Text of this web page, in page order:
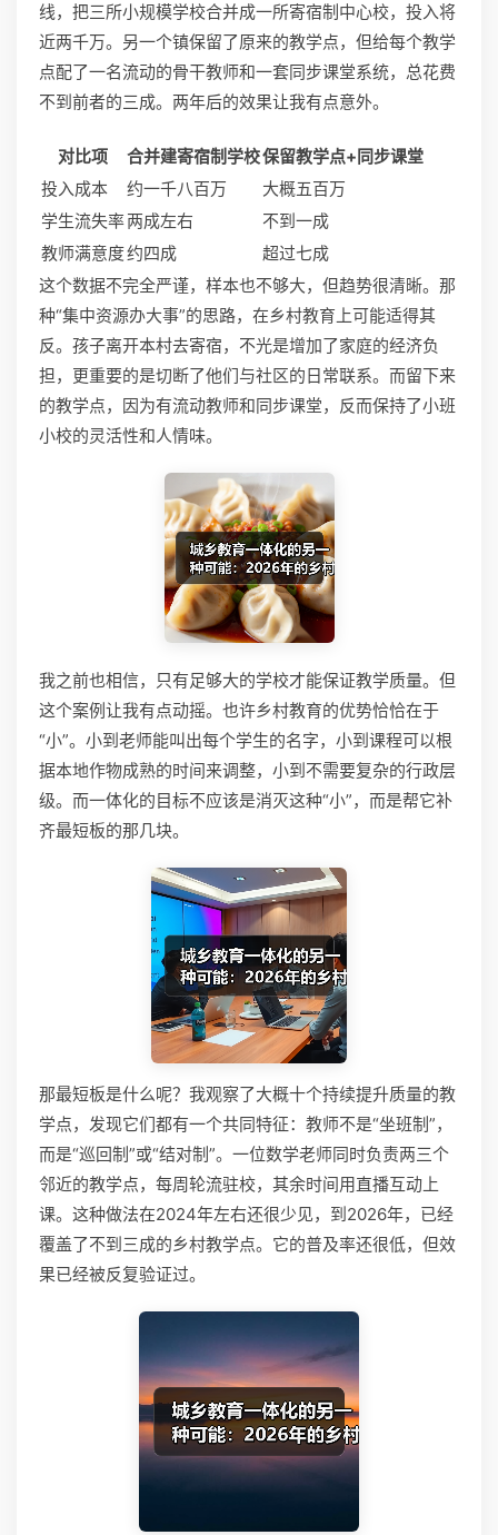
线，把三所小规模学校合并成一所寄宿制中心校，投入将
近两千万。另一个镇保留了原来的教学点，但给每个教学
点配了一名流动的骨干教师和一套同步课堂系统，总花费
不到前者的三成。两年后的效果让我有点意外。
对比项 合并建寄宿制学校保留教学点+同步课堂
投入成本
约一千八百万
大概五百万
学生流失率两成左右
不到一成
教师满意度约四成
超过七成
这个数据不完全严谨，样本也不够大，但趋势很清晰。那
种“集中资源办大事”的思路，在乡村教育上可能适得其
反。孩子离开本村去寄宿，不光是增加了家庭的经济负
担，更重要的是切断了他们与社区的日常联系。而留下来
的教学点，因为有流动教师和同步课堂，反而保持了小班
小校的灵活性和人情味。
我之前也相信，只有足够大的学校才能保证教学质量。但
这个案例让我有点动摇。也许乡村教育的优势恰恰在于
“小”。小到老师能叫出每个学生的名字，小到课程可以根
据本地作物成熟的时间来调整，小到不需要复杂的行政层
级。而一体化的目标不应该是消灭这种“小”，而是帮它补
齐最短板的那几块。
那最短板是什么呢？我观察了大概十个持续提升质量的教
学点，发现它们都有一个共同特征：教师不是“坐班制”，
而是“巡回制”或“结对制”。一位数学老师同时负责两三个
邻近的教学点，每周轮流驻校，其余时间用直播互动上
课。这种做法在2024年左右还很少见，到2026年，已经
覆盖了不到三成的乡村教学点。它的普及率还很低，但效
果已经被反复验证过。